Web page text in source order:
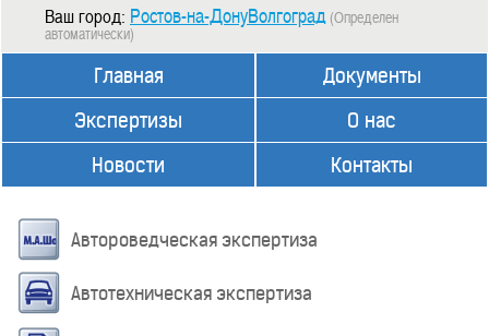
Ваш город: Ростов-на-ДонуВолгоград (Определен
автоматически)
Главная
Экспертизы
Новости
Документы
О нас
Контакты
Автороведческая экспертиза
Автотехническая экспертиза